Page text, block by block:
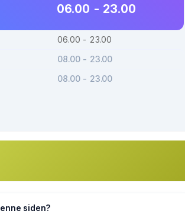
06.00 - 23.00
06.00 - 23.00
08.00 - 23.00
08.00 - 23.00
siden?